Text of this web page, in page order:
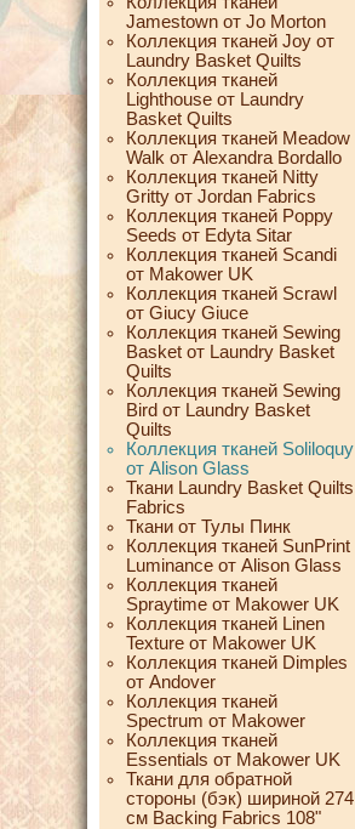
Jamestown от Jo Morton
Коллекция тканей Joy от
Laundry Basket Quilts
Коллекция тканей
Lighthouse от Laundry
Basket Quilts
Коллекция тканей Meadow
Walk от Alexandra Bordallo
Коллекция тканей Nitty
Gritty от Jordan Fabrics
Коллекция тканей Poppy
Seeds от Edyta Sitar
Коллекция тканей Scandi
от Makower UK
Коллекция тканей Scrawl
от Giucy Giuce
Коллекция тканей Sewing
Basket от Laundry Basket
Quilts
Коллекция тканей Sewing
Bird от Laundry Basket
Quilts
Коллекция тканей Soliloquy
от Alison Glass
Ткани Laundry Basket Quilts
Fabrics
Ткани от Тулы Пинк
Коллекция тканей SunPrint
Luminance от Alison Glass
Коллекция тканей
Spraytime от Makower UK
Коллекция тканей Linen
Texture от Makower UK
Коллекция тканей Dimples
от Andover
Коллекция тканей
Spectrum от Makower
Коллекция тканей
Essentials от Makower UK
Ткани для обратной
стороны (бэк) шириной 274
см Backing Fabrics 108"